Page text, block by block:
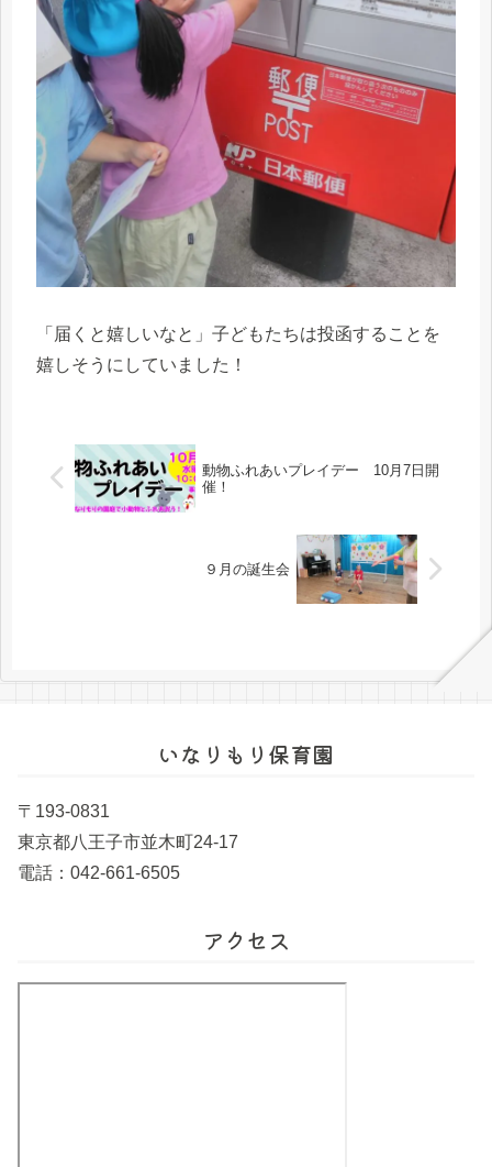
「届くと嬉しいなと」子どもたちは投函することを
嬉しそうにしていました！
動物ふれあいプレイデー 10月7日開
催！
９月の誕生会
いなりもり保育園
〒193-0831
東京都八王子市並木町24-17
電話：042-661-6505
アクセス